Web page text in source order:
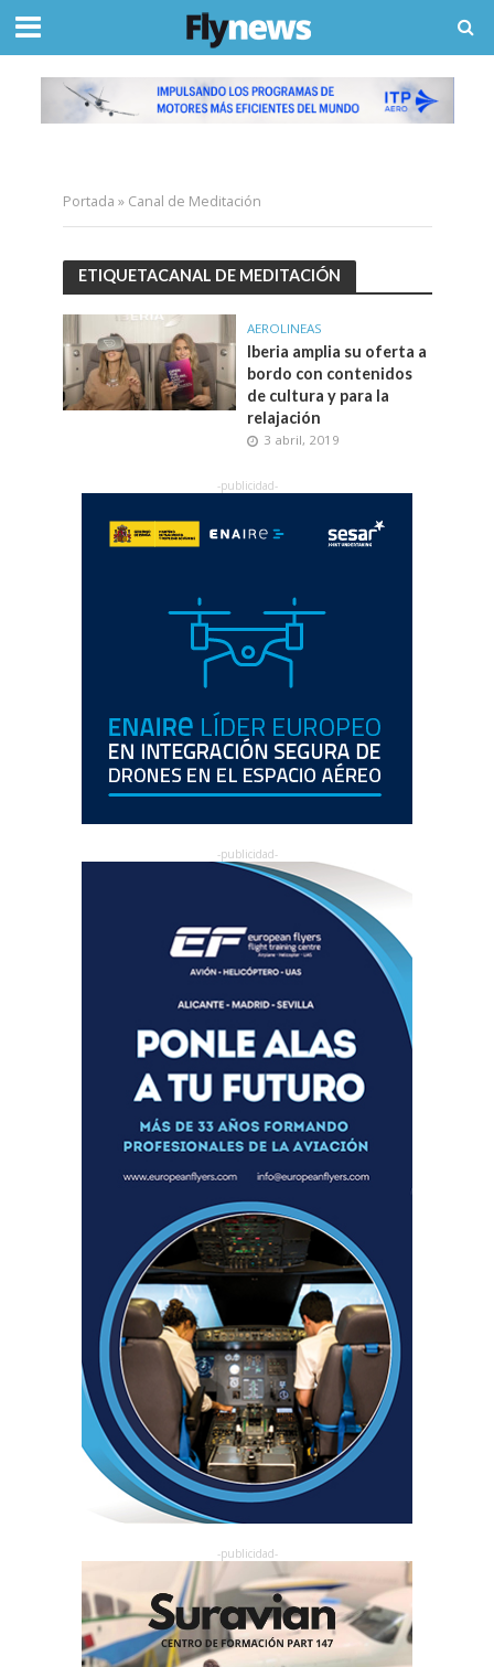
Portada » Canal de Meditación
ETIQUETACANAL DE MEDITACIÓN
AEROLINEAS
Iberia amplia su oferta a
bordo con contenidos
de cultura y para la
relajación
3 abril, 2019